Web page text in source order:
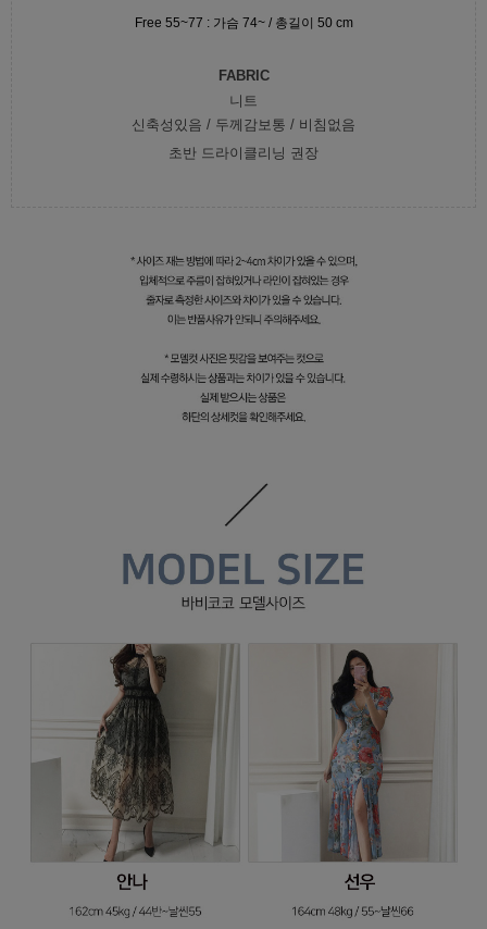
Free 55~77 : 가슴 74~ / 총길이 50 cm
FABRIC
니트
신축성있음 / 두께감보통 / 비침없음
초반 드라이클리닝 권장